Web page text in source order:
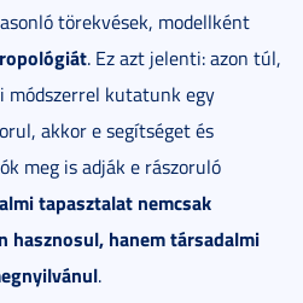
törekvések, modellként
. Ez azt jelenti: azon túl,
módszerrel kutatunk egy
akkor e segítséget és
meg is adják e rászoruló
tapasztalat nemcsak
hasznosul, hanem társadalmi
.